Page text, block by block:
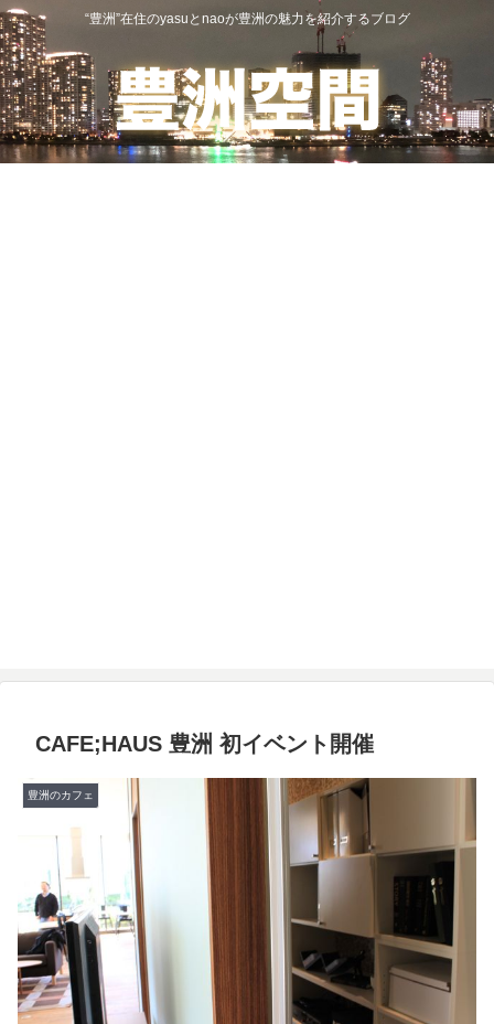
“豊洲”在住のyasuとnaoが豊洲の魅力を紹介するブログ
CAFE;HAUS 豊洲 初イベント開催
豊洲のカフェ